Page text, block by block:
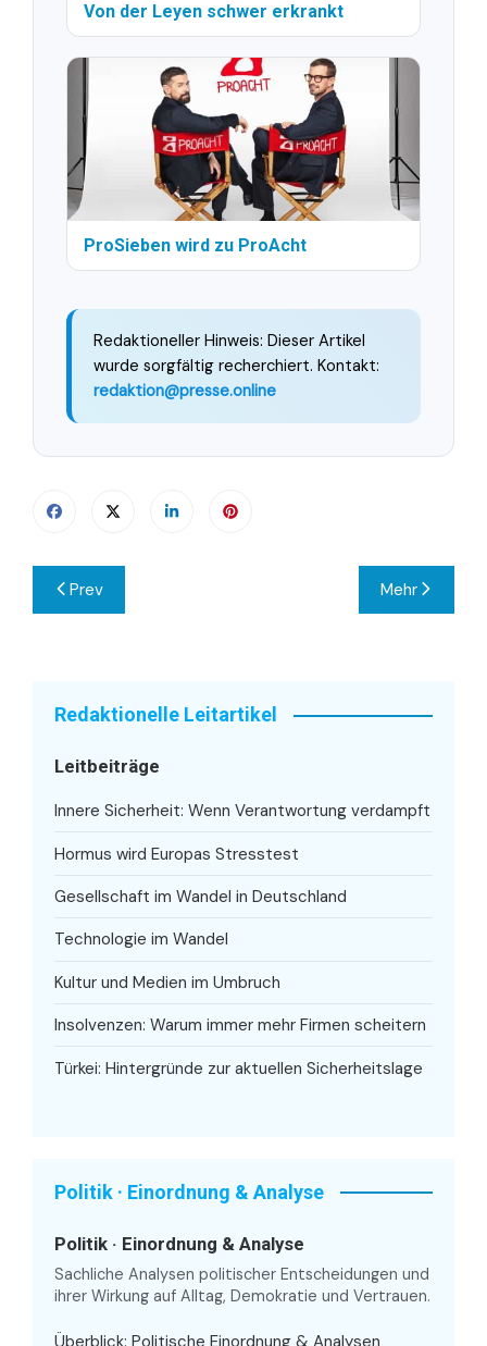
Von der Leyen schwer erkrankt
ProSieben wird zu ProAcht
Redaktioneller Hinweis: Dieser Artikel
wurde sorgfältig recherchiert. Kontakt:
redaktion@presse.online
Beitragsnavigation
Prev Mehr
Redaktionelle Leitartikel
Leitbeiträge
Innere Sicherheit: Wenn Verantwortung verdampft
Hormus wird Europas Stresstest
Gesellschaft im Wandel in Deutschland
Technologie im Wandel
Kultur und Medien im Umbruch
Insolvenzen: Warum immer mehr Firmen scheitern
Türkei: Hintergründe zur aktuellen Sicherheitslage
Politik · Einordnung & Analyse
Politik · Einordnung & Analyse
Sachliche Analysen politischer Entscheidungen und
ihrer Wirkung auf Alltag, Demokratie und Vertrauen.
Überblick: Politische Einordnung & Analysen